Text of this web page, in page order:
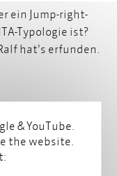
ein Jump-right-
Typologie ist?
hat's erfunden.
& YouTube.
the website.